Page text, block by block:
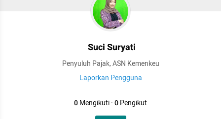
Suci Suryati
Penyuluh Pajak, ASN Kemenkeu
Laporkan Pengguna
0Mengikuti·0Pengikut